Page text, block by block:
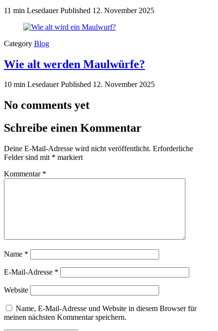
11 min LesedauerPublished 12. November 2025
Category Blog
Wie alt werden Maulwürfe?
10 min LesedauerPublished 12. November 2025
No comments yet
Schreibe einen Kommentar
Deine E-Mail-Adresse wird nicht veröffentlicht. Erforderliche
Felder sind mit * markiert
Kommentar *
Name *
E-Mail-Adresse *
Website
Name, E-Mail-Adresse und Website in diesem Browser für
meinen nächsten Kommentar speichern.